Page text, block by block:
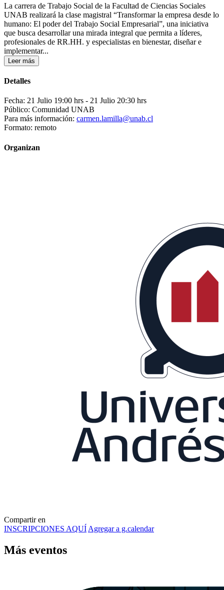
La carrera de Trabajo Social de la Facultad de Ciencias Sociales
UNAB realizará la clase magistral “Transformar la empresa desde lo
humano: El poder del Trabajo Social Empresarial”, una iniciativa
que busca desarrollar una mirada integral que permita a líderes,
profesionales de RR.HH. y especialistas en bienestar, diseñar e
implementar...
Leer más
Detalles
Fecha: 21 Julio 19:00 hrs - 21 Julio 20:30 hrs
Público: Comunidad UNAB
Para más información: carmen.lamilla@unab.cl
Formato: remoto
Organizan
Compartir en
INSCRIPCIONES AQUÍ Agregar a g.calendar
Más eventos